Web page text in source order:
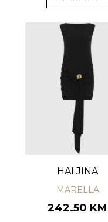
HALJINA
MARELLA
242.50 KM